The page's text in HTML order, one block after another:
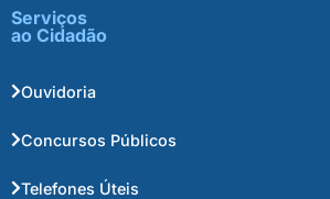
Serviços
ao Cidadão
Ouvidoria
Concursos Públicos
Telefones Úteis